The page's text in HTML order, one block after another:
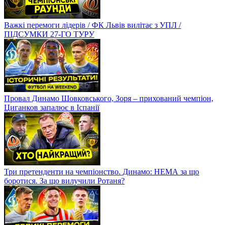
Важкі перемоги лідерів / ФК Львів вилітає з УПЛ /
ПІДСУМКИ 27-ГО ТУРУ
Провал Динамо Шовковського, Зоря – прихований чемпіон,
Циганков запалює в Іспанії
Три претенденти на чемпіонство. Динамо: НЕМА за що
боротися. За що вилучили Ротаня?